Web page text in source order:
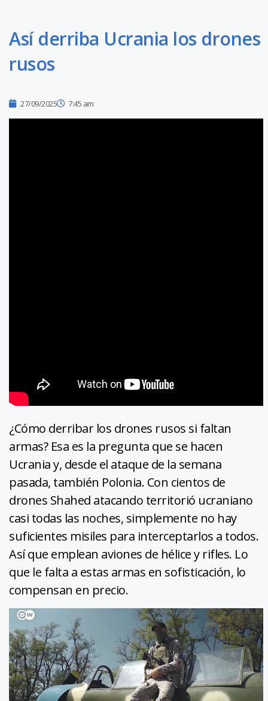
Así derriba Ucrania los drones
rusos
27/09/2025 7:45 am
¿Cómo derribar los drones rusos si faltan
armas? Esa es la pregunta que se hacen
Ucrania y, desde el ataque de la semana
pasada, también Polonia. Con cientos de
drones Shahed atacando territorió ucraniano
casi todas las noches, simplemente no hay
suficientes misiles para interceptarlos a todos.
Así que emplean aviones de hélice y rifles. Lo
que le falta a estas armas en sofisticación, lo
compensan en precio.